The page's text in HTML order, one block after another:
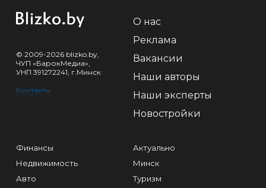
© 2009-2026 blizko.by,
ЧУП «БарокМедиа»,
УНП 391272241, г.Минск
Контакты
О нас
Реклама
Вакансии
Наши авторы
Наши эксперты
Новостройки
Финансы
Недвижимость
Авто
Актуально
Минск
Туризм